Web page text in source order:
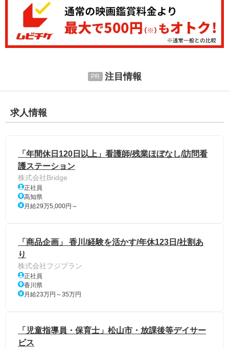
注目情報
求人情報
「年間休日120日以上」看護師/残業ほぼなし/訪問看
護ステーション
株式会社Bridge
正社員
高知県
月給29万5,000円～
「商品企画」 香川/経験を活かす/年休123日/社割あ
り
株式会社フジプラン
正社員
香川県
月給23万円～35万円
「児童指導員・保育士」松山市・放課後等デイサー
ビス